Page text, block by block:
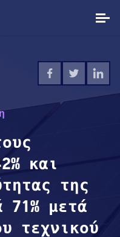
και
της
71% μετά
τεχνικού